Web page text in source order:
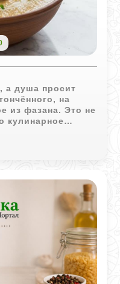
а душа просит
на
из фазана. Это не
кулинарное
вкусов,
чтобы создать